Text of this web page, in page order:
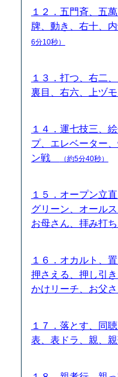
１２．五門斉、五
牌、動き、右十、
6分10秒）
１３．打つ、右二
裏目、右六、上ヅ
１４．運七技三、
プ、エレベーター
ン戦
（約5分40秒）
１５．オープン立
グリーン、オール
お母さん、拝み打
１６．オカルト、
押さえる、押し引
かけリーチ、お父
１７．落とす、同
表、表ドラ、親、